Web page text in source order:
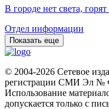
В городе нет света,
Отдел информации
Показать еще
© 2004-2026 Сетевое
регистрации СМИ Эл №
Использование
допускается только с